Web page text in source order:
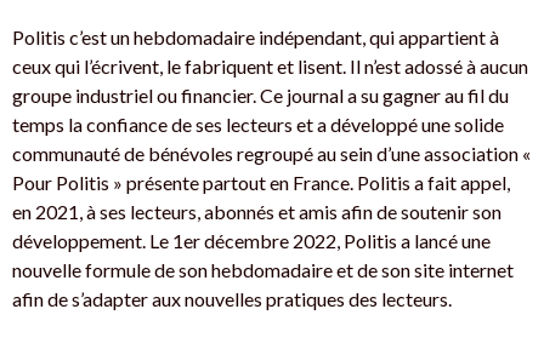
Politis c’est un hebdomadaire indépendant, qui appartient à
ceux qui l’écrivent, le fabriquent et lisent. Il n’est adossé à aucun
groupe industriel ou financier. Ce journal a su gagner au fil du
temps la confiance de ses lecteurs et a développé une solide
communauté de bénévoles regroupé au sein d’une association «
Pour Politis » présente partout en France. Politis a fait appel,
en 2021, à ses lecteurs, abonnés et amis afin de soutenir son
développement. Le 1er décembre 2022, Politis a lancé une
nouvelle formule de son hebdomadaire et de son site internet
afin de s’adapter aux nouvelles pratiques des lecteurs.